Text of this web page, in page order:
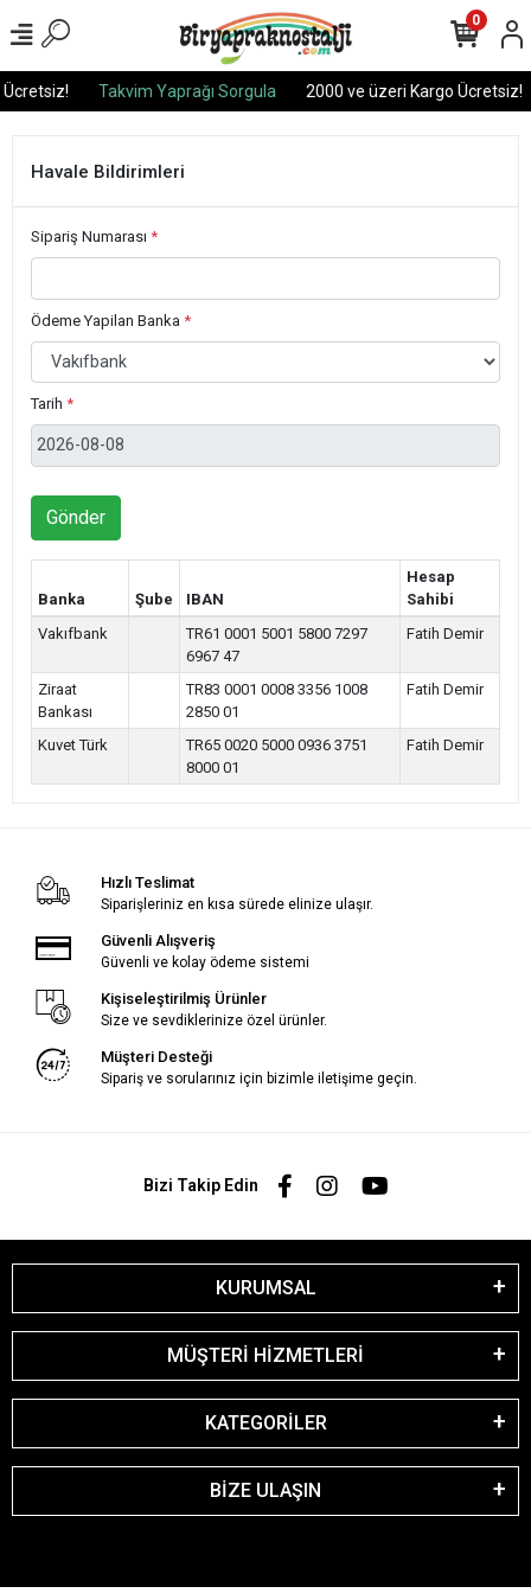
Takvim Yaprağı Sorgula 2000 ve üzeri Kargo Ücretsiz!
0
Havale Bildirimleri
Sipariş Numarası *
Ödeme Yapilan Banka *
Tarih *
Gönder
Banka Şube IBAN
Hesap
Sahibi
Vakıfbank
TR61 0001 5001 5800 7297
6967 47
Fatih Demir
Ziraat
Bankası
TR83 0001 0008 3356 1008
2850 01
Fatih Demir
Kuvet Türk
TR65 0020 5000 0936 3751
8000 01
Fatih Demir
Hızlı Teslimat
Siparişleriniz en kısa sürede elinize ulaşır.
Güvenli Alışveriş
Güvenli ve kolay ödeme sistemi
Kişiseleştirilmiş Ürünler
Size ve sevdiklerinize özel ürünler.
Müşteri Desteği
Sipariş ve sorularınız için bizimle iletişime geçin.
Bizi Takip Edin
KURUMSAL
MÜŞTERİ HİZMETLERİ
KATEGORİLER
BİZE ULAŞIN